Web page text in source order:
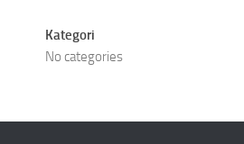
Kategori
No categories